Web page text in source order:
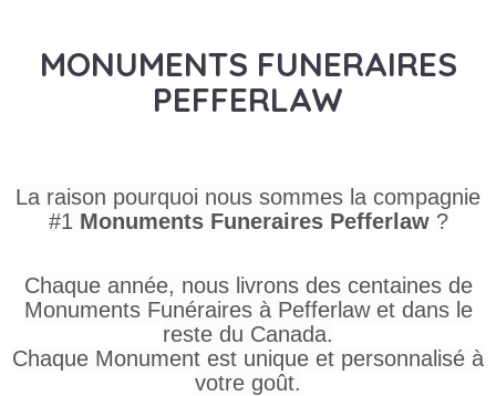
MONUMENTS FUNERAIRES
PEFFERLAW
La raison pourquoi nous sommes la compagnie
#1 Monuments Funeraires Pefferlaw ?
Chaque année, nous livrons des centaines de
Monuments Funéraires à Pefferlaw et dans le
reste du Canada.
Chaque Monument est unique et personnalisé à
votre goût.